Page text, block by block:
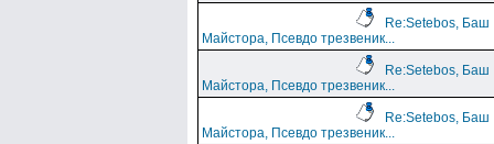
Re:Setebos, Баш
Майстора, Псевдо трезвеник...
Re:Setebos, Баш
Майстора, Псевдо трезвеник...
Re:Setebos, Баш
Майстора, Псевдо трезвеник...